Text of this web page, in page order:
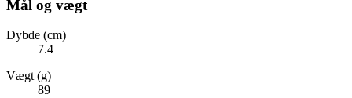
Mål og vægt
Dybde (cm)
7.4
Vægt (g)
89